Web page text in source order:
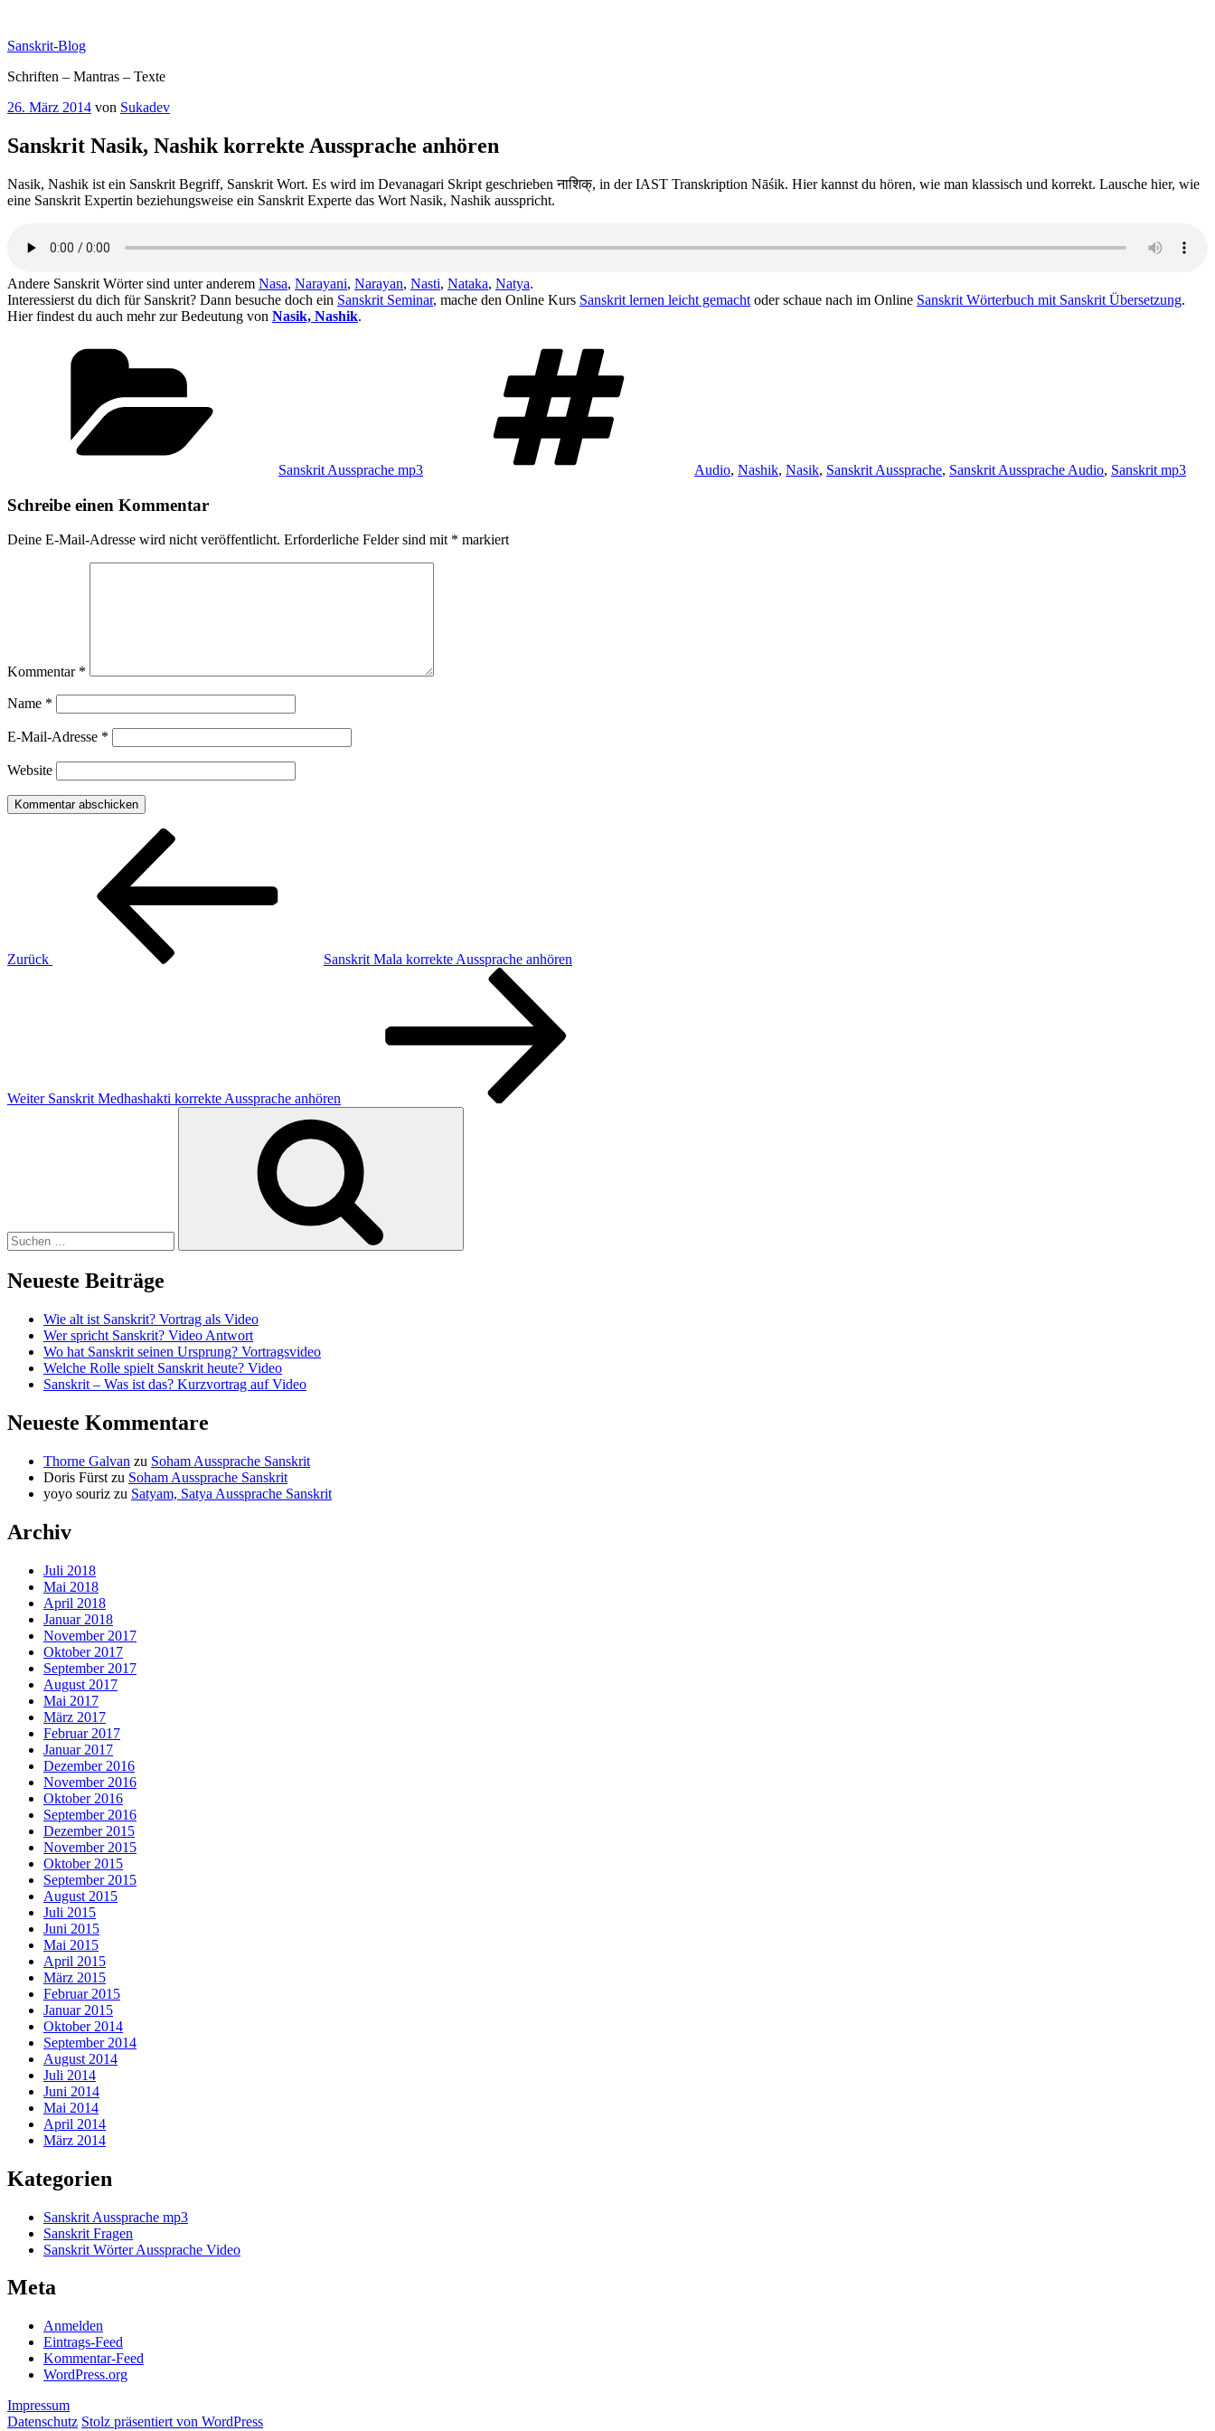
springen
Sanskrit-Blog
Schriften – Mantras – Texte
Veröffentlicht
26. März 2014 von Sukadev
Sanskrit Nasik, Nashik korrekte Aussprache anhören
Nasik, Nashik ist ein Sanskrit Begriff, Sanskrit Wort. Es wird im Devanagari Skript geschrieben नाशिक्, in der IAST Transkription Nāśik. Hier kannst du hören, wie man klassisch und korrekt. Lausche hier, wie
eine Sanskrit Expertin beziehungsweise ein Sanskrit Experte das Wort Nasik, Nashik ausspricht.
Andere Sanskrit Wörter sind unter anderem Nasa, Narayani, Narayan, Nasti, Nataka, Natya.
Interessierst du dich für Sanskrit? Dann besuche doch ein Sanskrit Seminar, mache den Online Kurs Sanskrit lernen leicht gemacht oder schaue nach im Online Sanskrit Wörterbuch mit Sanskrit Übersetzung.
Hier findest du auch mehr zur Bedeutung von Nasik, Nashik.
Sanskrit Aussprache mp3 Audio, Nashik, Nasik, Sanskrit Aussprache, Sanskrit Aussprache Audio, Sanskrit mp3
Schreibe einen Kommentar
Deine E-Mail-Adresse wird nicht veröffentlicht. Erforderliche Felder sind mit * markiert
Kommentar *
Name *
E-Mail-Adresse *
Website
Beitragsnavigation
Zurück
Sanskrit Mala korrekte Aussprache anhören
Weiter Sanskrit Medhashakti korrekte Aussprache anhören
Neueste Beiträge
Wie alt ist Sanskrit? Vortrag als Video
Wer spricht Sanskrit? Video Antwort
Wo hat Sanskrit seinen Ursprung? Vortragsvideo
Welche Rolle spielt Sanskrit heute? Video
Sanskrit – Was ist das? Kurzvortrag auf Video
Neueste Kommentare
Thorne Galvan zu Soham Aussprache Sanskrit
Doris Fürst zu Soham Aussprache Sanskrit
yoyo souriz zu Satyam, Satya Aussprache Sanskrit
Archiv
Juli 2018
Mai 2018
April 2018
Januar 2018
November 2017
Oktober 2017
September 2017
August 2017
Mai 2017
März 2017
Februar 2017
Januar 2017
Dezember 2016
November 2016
Oktober 2016
September 2016
Dezember 2015
November 2015
Oktober 2015
September 2015
August 2015
Juli 2015
Juni 2015
Mai 2015
April 2015
März 2015
Februar 2015
Januar 2015
Oktober 2014
September 2014
August 2014
Juli 2014
Juni 2014
Mai 2014
April 2014
März 2014
Kategorien
Sanskrit Aussprache mp3
Sanskrit Fragen
Sanskrit Wörter Aussprache Video
Meta
Anmelden
Eintrags-Feed
Kommentar-Feed
WordPress.org
Impressum
Datenschutz Stolz präsentiert von WordPress